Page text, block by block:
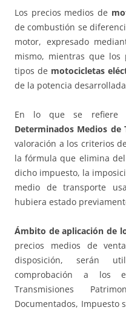
Los precios medios de
de combustión se
motor, expresado
mismo, mientras que los
tipos de motocicletas
de la potencia
En lo que se refiere
Determinados Medios de
valoración a los criterios
la fórmula que elimina
dicho impuesto, la
medio de transporte
hubiera estado
Ámbito de aplicación de
precios medios de
disposición, serán
comprobación a los
Transmisiones
Documentados, Impuesto